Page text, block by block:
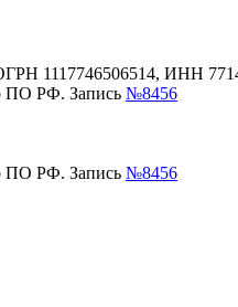
1117746506514, ИНН
ПО РФ. Запись №8456
ПО РФ. Запись №8456